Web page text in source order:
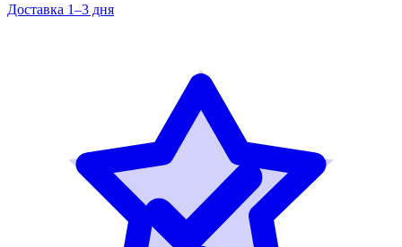
Доставка 1–3 дня